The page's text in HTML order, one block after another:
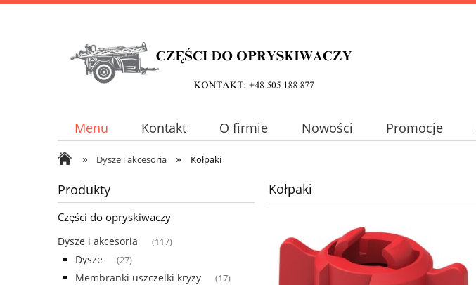
Menu Kontakt O firmie Nowości Promocje
» Dysze i akcesoria » Kołpaki
Produkty
Części do opryskiwaczy
Dysze i akcesoria (117)
Dysze (27)
Membranki uszczelki kryzy (17)
Kołpaki